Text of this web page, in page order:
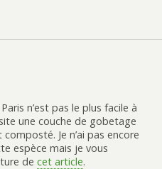
n’est pas le plus facile à
une couche de gobetage
Je n’ai pas encore
espèce mais je vous
de cet article.